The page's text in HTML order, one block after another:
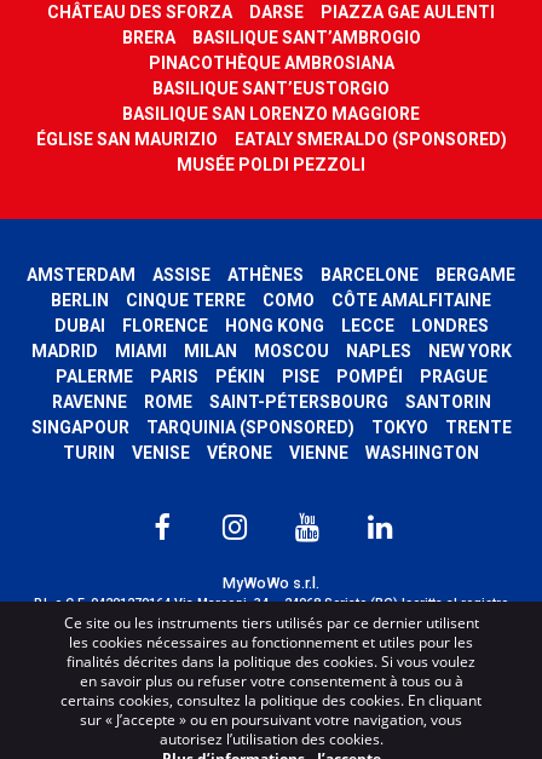
CHÂTEAU DES SFORZA
DARSE
PIAZZA GAE AULENTI
BRERA
BASILIQUE SANT’AMBROGIO
PINACOTHÈQUE AMBROSIANA
BASILIQUE SANT’EUSTORGIO
BASILIQUE SAN LORENZO MAGGIORE
ÉGLISE SAN MAURIZIO
EATALY SMERALDO (SPONSORED)
MUSÉE POLDI PEZZOLI
AMSTERDAM ASSISE ATHÈNES BARCELONE
BERGAME
BERLIN
CINQUE TERRE COMO
CÔTE AMALFITAINE
DUBAI
FLORENCE HONG KONG LECCE
LONDRES
MADRID
MIAMI MILAN MOSCOU NAPLES
NEW YORK
PALERME
PARIS PÉKIN PISE POMPÉI
PRAGUE
RAVENNE
ROME SAINT-PÉTERSBOURG
SANTORIN
SINGAPOUR
TARQUINIA (SPONSORED) TOKYO
TRENTE
TURIN
VENISE VÉRONE VIENNE WASHINGTON
MyWoWo s.r.l.
P.I. e C.F. 04201270164 Via Marconi, 34 – 24068 Seriate (BG) Iscritta al registro
delle imprese di Bergamo con n° iscrizione 443941 – Cap.Soc. € 100.000,00 i.v.
TERMS AND CONDITIONS-CREDITS
Ce site ou les instruments tiers utilisés par ce dernier utilisent
les cookies nécessaires au fonctionnement et utiles pour les
finalités décrites dans la politique des cookies. Si vous voulez
en savoir plus ou refuser votre consentement à tous ou à
certains cookies, consultez la politique des cookies. En cliquant
sur « J’accepte » ou en poursuivant votre navigation, vous
autorisez l’utilisation des cookies.